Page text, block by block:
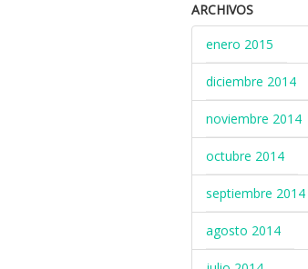
ARCHIVOS
enero 2015
diciembre 2014
noviembre 2014
octubre 2014
septiembre 2014
agosto 2014